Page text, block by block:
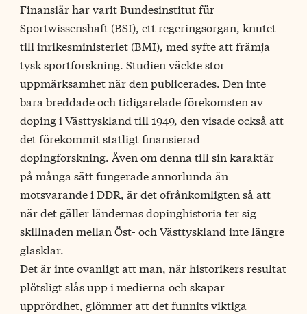
Finansiär har varit Bundesinstitut für
Sportwissenshaft (BSI), ett regeringsorgan, knutet
till inrikesministeriet (BMI), med syfte att främja
tysk sportforskning. Studien väckte stor
uppmärksamhet när den publicerades. Den inte
bara breddade och tidigarelade förekomsten av
doping i Västtyskland till 1949, den visade också att
det förekommit statligt finansierad
dopingforskning. Även om denna till sin karaktär
på många sätt fungerade annorlunda än
motsvarande i DDR, är det ofrånkomligten så att
när det gäller ländernas dopinghistoria ter sig
skillnaden mellan Öst- och Västtyskland inte längre
glasklar.
Det är inte ovanligt att man, när historikers resultat
plötsligt slås upp i medierna och skapar
upprördhet, glömmer att det funnits viktiga